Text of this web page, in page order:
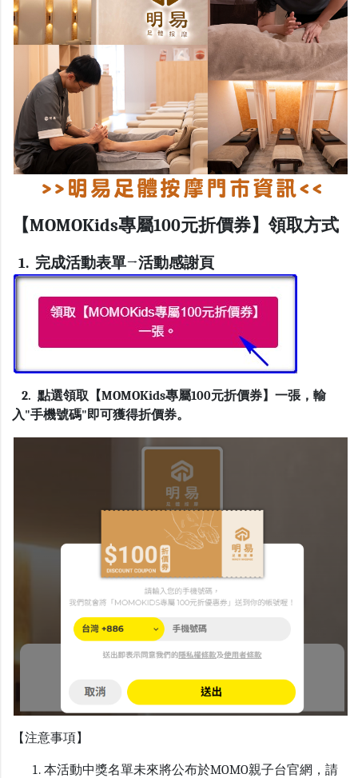
【MOMOKids專屬100元折價券】領取方式
1. 完成活動表單→活動感謝頁
2. 點選領取【MOMOKids專屬100元折價券】一張，輸
入"手機號碼"即可獲得折價券。
【注意事項】
本活動中獎名單未來將公布於MOMO親子台官網，請